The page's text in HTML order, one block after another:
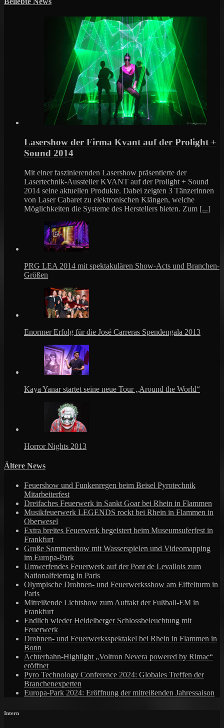
Lasershow der Firma Kvant auf der Prolight +
Sound 2014
Mit einer faszinierenden Lasershow präsentierte der
Lasertechnik-Aussteller KVANT auf der Prolight + Sound
2014 seine aktuellen Produkte. Dabei zeigten 3 Tänzerinnen
von Laser Cabaret zu elektronischen Klängen, welche
Möglichkeiten die Systeme des Herstellers bieten. Zum [...]
PRG LEA 2014 mit spektakulären Show-Acts und Branchen-
Größen
Enormer Erfolg für die José Carreras Spendengala 2013
Kaya Yanar startet seine neue Tour „Around the World“
Horror Nights 2013
Ältere News
Feuershow und Funkenregen beim Beisel Pyrotechnik
Mitarbeiterfest
Dreifaches Feuerwerk in Sankt Goar bei Rhein in Flammen
Musikfeuerwerk LEGENDS rockt bei Rhein in Flammen in
Oberwesel
Extra breites Feuerwerk begeistert beim Museumsuferfest in
Frankfurt
Große Sommershow mit Wasserspielen und Videomapping
im Europa-Park
Umwerfendes Feuerwerk auf der Pont de Levallois zum
Nationalfeiertag in Paris
Olympische Drohnen- und Feuerwerksshow am Eiffelturm in
Paris
Mitreißende Lichtshow zum Auftakt der Fußball-EM in
Frankfurt
Endlich wieder Heidelberger Schlossbeleuchtung mit
Feuerwerk
Drohnen- und Feuerwerksspektakel bei Rhein in Flammen in
Bonn
Achterbahn-Highlight „Voltron Nevera powered by Rimac“
eröffnet
Pyro Technology Conference 2024: Globales Treffen der
Branchenexperten
Europa-Park 2024: Eröffnung der mitreißenden Jahressaison
Intern